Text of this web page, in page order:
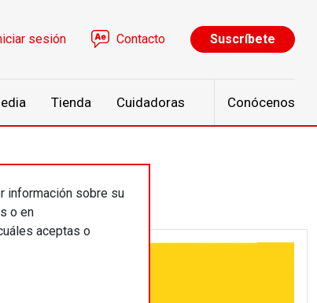
cuenta de usuario
sesión Contacto Suscríbete
Tienda Cuidadoras Conócenos
información sobre su
o en
aceptas o